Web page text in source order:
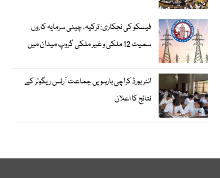
فیسکو کی نجکاری: ترکیہ، چینی سرمایہ کاروں
سمیت 12 ملکی و غیر ملکی گروپ میدان میں
انٹر بورڈ کراچی بارہویں جماعت آرٹس ریگولر کے
نتائج کا اعلان